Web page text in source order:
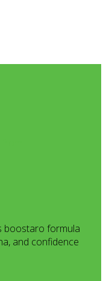
boostaro formula
and confidence